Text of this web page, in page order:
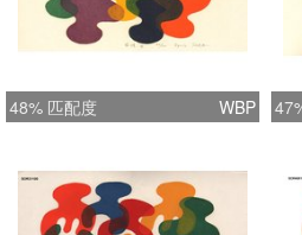
48% 匹配度 WBP